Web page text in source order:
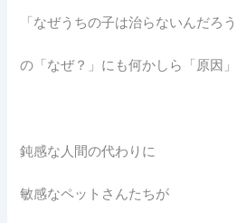
「なぜうちの子は治らないんだろ
の「なぜ？」にも何かしら「原因」
鈍感な人間の代わりに
敏感なペットさんたちが